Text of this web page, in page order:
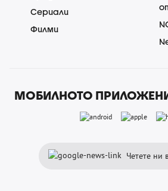
Сериали
Филми
МОБИЛНОТО
Четете ни